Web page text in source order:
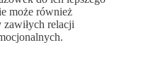
może również
zawiłych relacji